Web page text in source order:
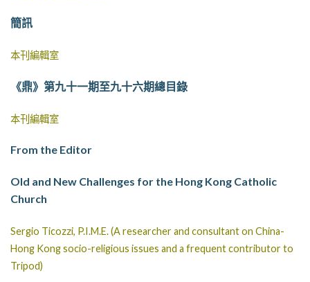
簡訊
本刊編輯室
《鼎》第九十一期至九十六期總目錄
本刊編輯室
From the Editor
Old and New Challenges for the Hong Kong Catholic
Church
Sergio Ticozzi, P.I.M.E. (A researcher and consultant on China-
Hong Kong socio-religious issues and a frequent contributor to
Tripod)